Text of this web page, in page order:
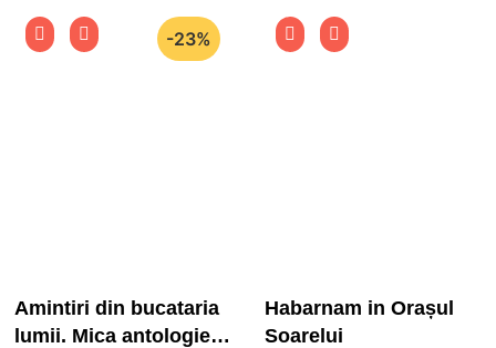
-23%
Amintiri din bucataria
lumii. Mica antologie
Habarnam in Orașul
Soarelui